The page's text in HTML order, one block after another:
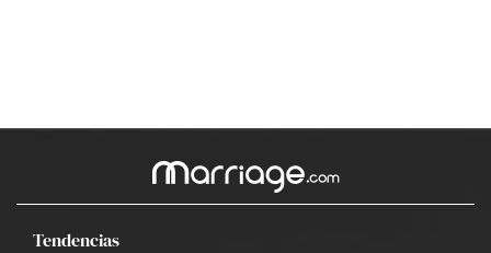
Tendencias